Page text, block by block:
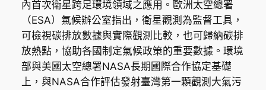
內首次衛星跨足環境領域之應用。歐洲太空總署
（ESA）氣候辦公室指出，衛星觀測為監督工具，
可檢視碳排放數據與實際觀測比較，也可歸納碳排
放熱點，協助各國制定氣候政策的重要數據。環境
部與美國太空總署NASA長期國際合作協定基礎
上，與NASA合作評估發射臺灣第一顆觀測大氣污